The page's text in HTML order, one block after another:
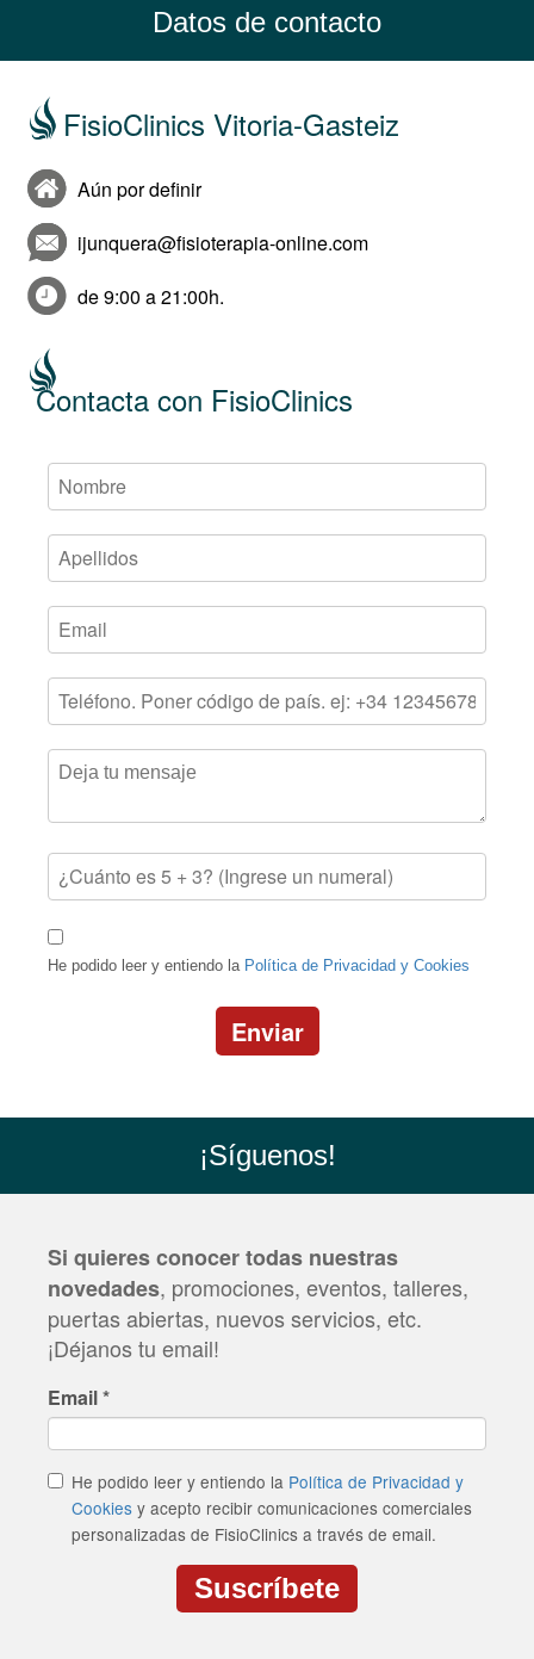
Datos de contacto
FisioClinics Vitoria-Gasteiz
Aún por definir
ijunquera@fisioterapia-online.com
de 9:00 a 21:00h.
Contacta con FisioClinics
He podido leer y entiendo la Política de Privacidad y Cookies
Enviar
¡Síguenos!
Si quieres conocer todas nuestras
novedades, promociones, eventos, talleres,
puertas abiertas, nuevos servicios, etc.
¡Déjanos tu email!
Email*
He podido leer y entiendo la Política de Privacidad y
Cookies y acepto recibir comunicaciones comerciales
personalizadas de FisioClinics a través de email.
Suscríbete